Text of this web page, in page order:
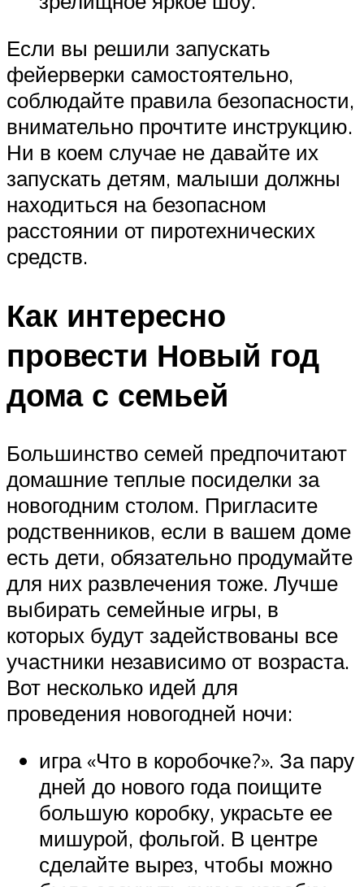
Если вы решили запускать
фейерверки самостоятельно,
соблюдайте правила безопасности,
внимательно прочтите инструкцию.
Ни в коем случае не давайте их
запускать детям, малыши должны
находиться на безопасном
расстоянии от пиротехнических
средств.
Как интересно
провести Новый год
дома с семьей
Большинство семей предпочитают
домашние теплые посиделки за
новогодним столом. Пригласите
родственников, если в вашем доме
есть дети, обязательно продумайте
для них развлечения тоже. Лучше
выбирать семейные игры, в
которых будут задействованы все
участники независимо от возраста.
Вот несколько идей для
проведения новогодней ночи:
игра «Что в коробочке?». За пару
дней до нового года поищите
большую коробку, украсьте ее
мишурой, фольгой. В центре
сделайте вырез, чтобы можно